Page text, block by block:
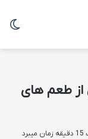
طعم های